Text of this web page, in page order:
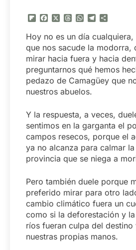
Flipboard
Facebook
X Threads
WhatsApp
Telegram
Hoy no es un día cualquiera,
que nos sacude la modorra,
mirar hacia fuera y hacia
preguntarnos qué hemos
pedazo de Camagüey que
nuestros abuelos.
Y la respuesta, a veces,
sentimos en la garganta el
campos resecos, porque el
ya no alcanza para calmar
provincia que se niega a
Pero también duele porque
preferido mirar para otro
cambio climático fuera un
como si la deforestación y
ríos fueran culpa del destino
nuestras propias manos.